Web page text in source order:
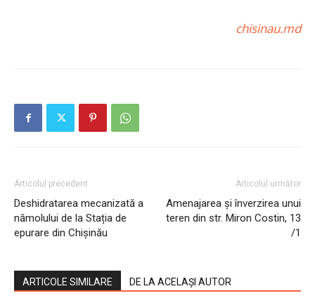
chisinau.md
Articolul precedent
Deshidratarea mecanizată a
nămolului de la Stația de
epurare din Chișinău
Articolul următor
Amenajarea și înverzirea unui
teren din str. Miron Costin, 13
/1
ARTICOLE SIMILARE DE LA ACELAȘI AUTOR